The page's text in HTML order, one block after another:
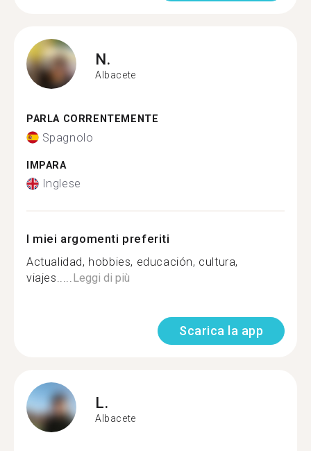
N.
Albacete
PARLA CORRENTEMENTE
Spagnolo
IMPARA
Inglese
I miei argomenti preferiti
Actualidad, hobbies, educación, cultura,
viajes.....Leggi di più
Scarica la app
L.
Albacete